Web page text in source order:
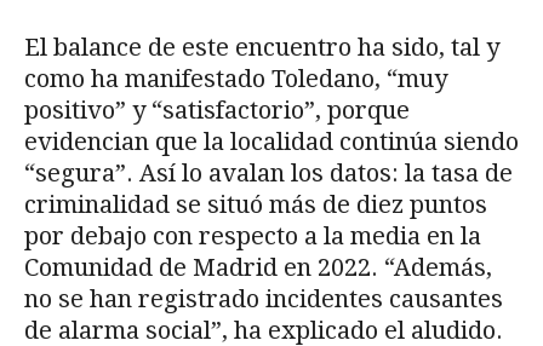
El balance de este encuentro ha sido, tal y
como ha manifestado Toledano, “muy
positivo” y “satisfactorio”, porque
evidencian que la localidad continúa siendo
“segura”. Así lo avalan los datos: la tasa de
criminalidad se situó más de diez puntos
por debajo con respecto a la media en la
Comunidad de Madrid en 2022. “Además,
no se han registrado incidentes causantes
de alarma social”, ha explicado el aludido.